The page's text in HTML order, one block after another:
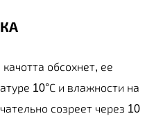
обсохнет, ее
10°С и влажности на
созреет через 10